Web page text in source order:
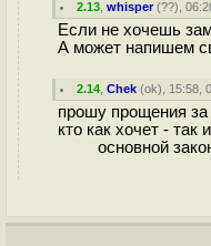
2.13 ,whisper(??),
Если не хочешь
А может напишем
2.14 ,Chek (ok), 15:58,
прошу прощения за
кто как хочет - так
основной